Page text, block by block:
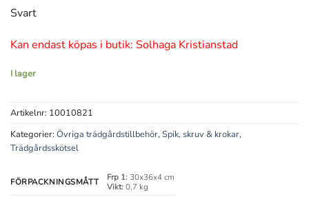
Svart
Kan endast köpas i butik: Solhaga Kristianstad
I lager
Artikelnr: 10010821
Kategorier: Övriga trädgårdstillbehör,Spik, skruv & krokar,
Trädgårdsskötsel
FÖRPACKNINGSMÅTT Frp 1:30x36x4 cm
Vikt:0,7 kg